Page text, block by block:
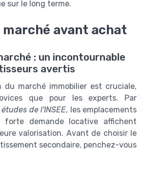
sur le long terme.
marché avant achat
: un incontournable
avertis
du marché immobilier est cruciale,
que pour les experts. Par
de l'INSEE, les emplacements
forte demande locative affichent
valorisation. Avant de choisir le
secondaire, penchez-vous